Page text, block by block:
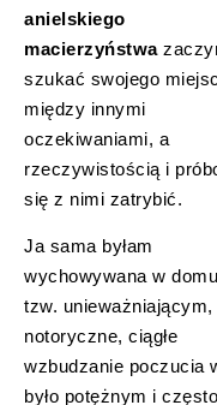
anielskiego
macierzyństwa
szukać swojego
między innymi
oczekiwaniami, a
rzeczywistością i
się z nimi zatrybić.
Ja sama byłam
wychowywana w domu
tzw. unieważniającym,
notoryczne, ciągłe
wzbudzanie poczucia
było potężnym i często